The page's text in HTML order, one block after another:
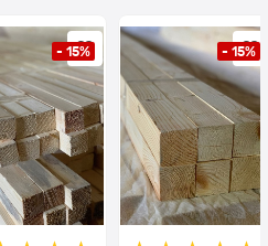
- 15% - 15%